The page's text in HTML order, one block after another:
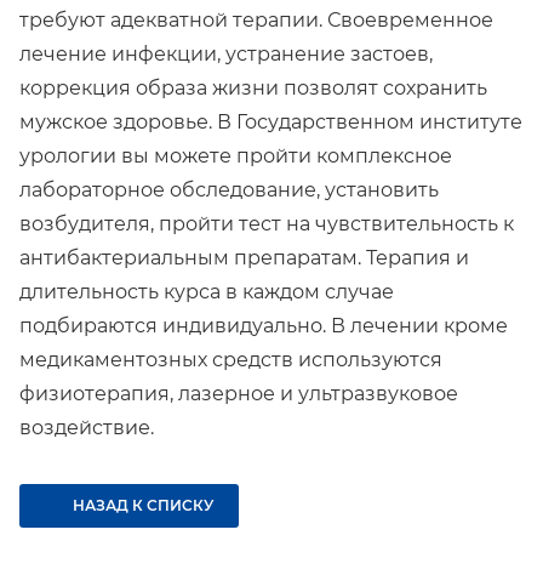
требуют адекватной терапии. Своевременное
лечение инфекции, устранение застоев,
коррекция образа жизни позволят сохранить
мужское здоровье. В Государственном институте
урологии вы можете пройти комплексное
лабораторное обследование, установить
возбудителя, пройти тест на чувствительность к
антибактериальным препаратам. Терапия и
длительность курса в каждом случае
подбираются индивидуально. В лечении кроме
медикаментозных средств используются
физиотерапия, лазерное и ультразвуковое
воздействие.
НАЗАД К СПИСКУ